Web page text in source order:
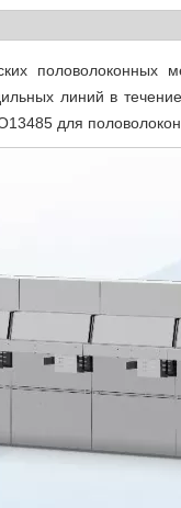
половолоконных
линий в
для